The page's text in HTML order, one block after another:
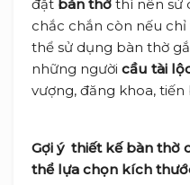
đặt bàn thờ thì nên sử
chắc chắn còn nếu
thể sử dụng bàn thờ
những người cầu tài
vượng, đăng khoa, tiến
Gợi ý thiết kế bàn thờ
thể lựa chọn kích